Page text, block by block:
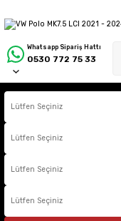
Whatsapp Sipariş Hattı
0530 772 75 33